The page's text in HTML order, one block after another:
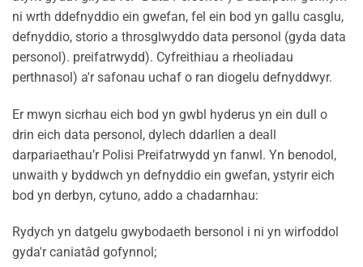
ni wrth ddefnyddio ein gwefan, fel ein bod yn gallu casglu,
defnyddio, storio a throsglwyddo data personol (gyda data
personol). preifatrwydd). Cyfreithiau a rheoliadau
perthnasol) a'r safonau uchaf o ran diogelu defnyddwyr.
Er mwyn sicrhau eich bod yn gwbl hyderus yn ein dull o
drin eich data personol, dylech ddarllen a deall
darpariaethau’r Polisi Preifatrwydd yn fanwl. Yn benodol,
unwaith y byddwch yn defnyddio ein gwefan, ystyrir eich
bod yn derbyn, cytuno, addo a chadarnhau:
Rydych yn datgelu gwybodaeth bersonol i ni yn wirfoddol
gyda'r caniatâd gofynnol;